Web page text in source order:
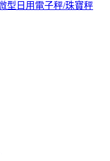
型日用電子秤/珠寶秤